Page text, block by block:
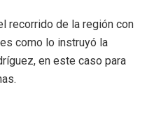
recorrido de la región con
como lo instruyó la
en este caso para